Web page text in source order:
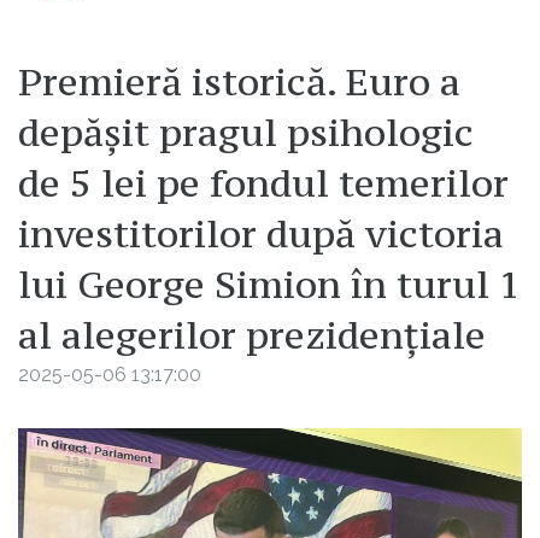
Premieră istorică. Euro a
depășit pragul psihologic
de 5 lei pe fondul temerilor
investitorilor după victoria
lui George Simion în turul 1
al alegerilor prezidențiale
2025-05-06 13:17:00